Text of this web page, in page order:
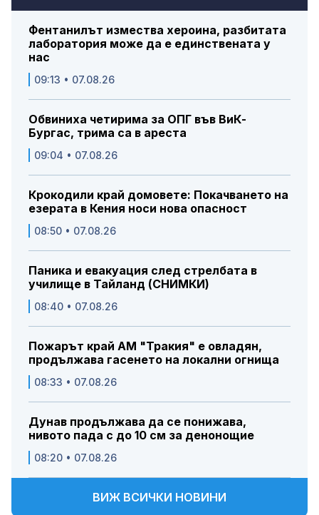
Фентанилът измества хероина, разбитата
лаборатория може да е единствената у
нас
09:13 • 07.08.26
Обвиниха четирима за ОПГ във ВиК-
Бургас, трима са в ареста
09:04 • 07.08.26
Крокодили край домовете: Покачването на
езерата в Кения носи нова опасност
08:50 • 07.08.26
Паника и евакуация след стрелбата в
училище в Тайланд (СНИМКИ)
08:40 • 07.08.26
Пожарът край АМ "Тракия" е овладян,
продължава гасенето на локални огнища
08:33 • 07.08.26
Дунав продължава да се понижава,
нивото пада с до 10 см за денонощие
08:20 • 07.08.26
ВИЖ ВСИЧКИ НОВИНИ